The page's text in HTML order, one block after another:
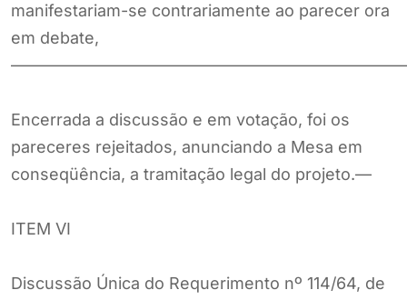
manifestariam-se contrariamente ao parecer ora
em debate,
Encerrada a discussão e em votação, foi os
pareceres rejeitados, anunciando a Mesa em
conseqüência, a tramitação legal do projeto.—
ITEM VI
Discussão Única do Requerimento nº 114/64, de